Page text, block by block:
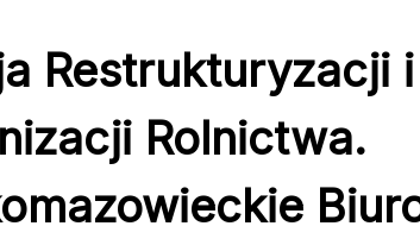
Restrukturyzacji i
Rolnictwa.